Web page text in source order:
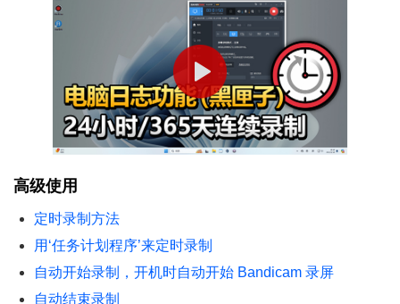
高级使用
定时录制方法
用‘任务计划程序’来定时录制
自动开始录制，开机时自动开始 Bandicam 录屏
自动结束录制